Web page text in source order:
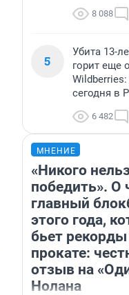
8 088
5
Убита 13-
горит еще
Wildberries:
сегодня в
6 482
МНЕНИЕ
«Никого
победить». О
главный
этого года,
бьет
прокате:
отзыв на
Нолана